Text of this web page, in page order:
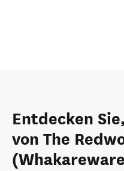
Entdecken
von The